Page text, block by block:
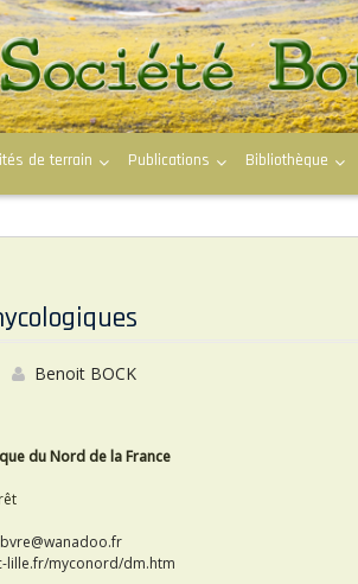
de terrain Publications Bibliothèque
Benoit BOCK
du Nord de la France
lille.fr/myconord/dm.htm